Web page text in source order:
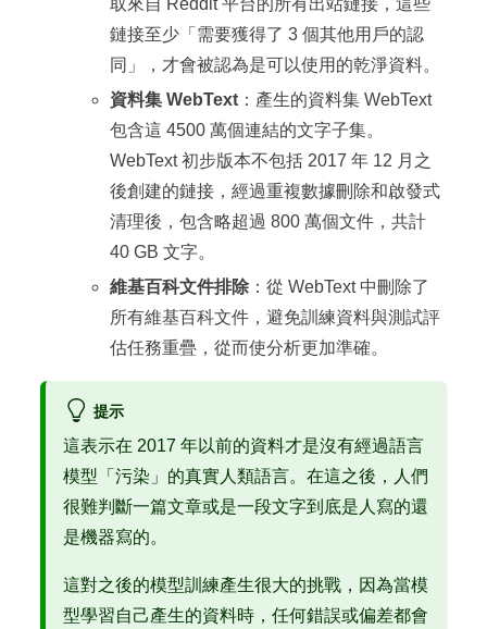
鏈接至少「需要獲得了 3 個其他用戶的認
同」，才會被認為是可以使用的乾淨資料。
資料集 WebText ：產生的資料集 WebText
包含這 4500 萬個連結的文字子集。
WebText 初步版本不包括 2017 年 12 月之
後創建的鏈接，經過重複數據刪除和啟發式
清理後，包含略超過 800 萬個文件，共計
40 GB 文字。
維基百科文件排除 ：從 WebText 中刪除了
所有維基百科文件，避免訓練資料與測試評
估任務重疊，從而使分析更加準確。
提示
這表示在 2017 年以前的資料才是沒有經過語言
模型「污染」的真實人類語言。在這之後，人們
很難判斷一篇文章或是一段文字到底是人寫的還
是機器寫的。
這對之後的模型訓練產生很大的挑戰，因為當模
型學習自己產生的資料時，任何錯誤或偏差都會